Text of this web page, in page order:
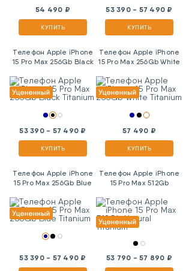
54 490 ₽
КУПИТЬ
53 390 - 57 490 ₽
КУПИТЬ
Телефон Apple iPhone
15 Pro Max 256Gb Black
53 390 - 57 490 ₽
КУПИТЬ
Телефон Apple iPhone
15 Pro Max 256Gb White
57 490 ₽
КУПИТЬ
Телефон Apple iPhone
15 Pro Max 256Gb Blue
53 390 - 57 490 ₽
Телефон Apple iPhone
15 Pro Max 512Gb
53 790 - 57 890 ₽